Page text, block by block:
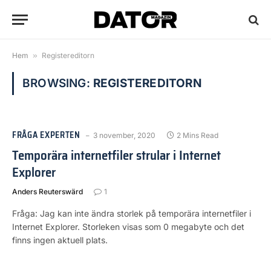
Hem » Registereditorn
BROWSING: REGISTEREDITORN
FRÅGA EXPERTEN 3 november, 2020 2 Mins Read
Temporära internetfiler strular i Internet
Explorer
Anders Reuterswärd 1
Fråga: Jag kan inte ändra storlek på temporära internetfiler i
Internet Explorer. Storleken visas som 0 megabyte och det
finns ingen aktuell plats.